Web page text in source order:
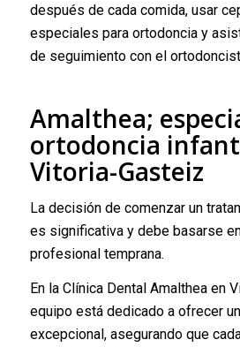
después de cada comida, usar
especiales para ortodoncia y
de seguimiento con el
Amalthea;
ortodoncia
Vitoria-Gasteiz
La decisión de comenzar un
es significativa y debe basarse
profesional temprana.
En la Clínica Dental Amalthea en
equipo está dedicado a ofrecer
excepcional, asegurando que